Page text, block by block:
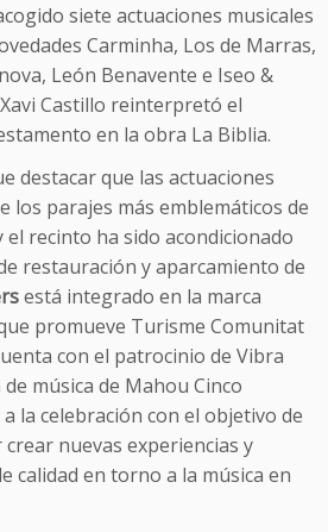
siete actuaciones musicales
Carminha, Los de Marras,
León Benavente e Iseo &
Castillo reinterpretó el
en la obra La Biblia.
destacar que las actuaciones
los parajes más emblemáticos de
el recinto ha sido acondicionado
restauración y aparcamiento de
está integrado en la marca
promueve Turisme Comunitat
con el patrocinio de Vibra
música de Mahou Cinco
la celebración con el objetivo de
nuevas experiencias y
calidad en torno a la música en